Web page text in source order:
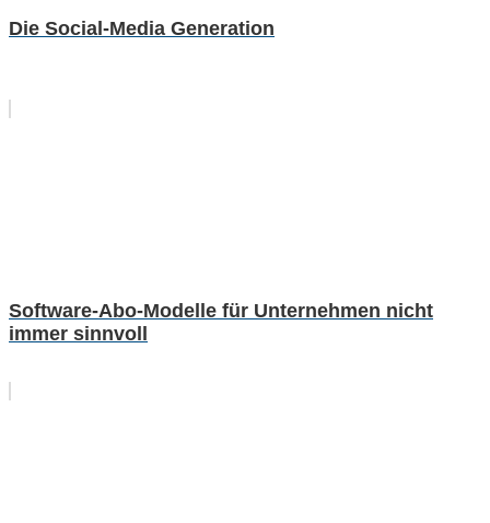
Die Social-Media Generation
Software-Abo-Modelle für Unternehmen nicht
immer sinnvoll